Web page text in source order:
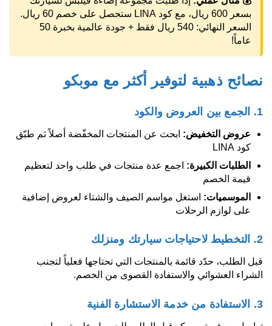
بسعر 600 ريال، مع كود LINA ستحصل على خصم 60 ريال.
السعر النهائي: 540 ريال فقط + جودة عالمية بخبرة 50
عاماً!
نصائح ذهبية لتوفير أكثر مع موبكو
1. الجمع بين العروض والكود
عروض التخفيض: ابحث عن المنتجات المخفّضة أصلاً ثم طبّق
كود LINA
الطلبات الكبيرة: اجمع عدة منتجات في طلب واحد لتعظيم
قيمة الخصم
الموسميات: استغل مواسم الصيف والشتاء لعروض إضافية
على لوازم الرحلات
2. التخطيط لاحتياجات سيارتك ومنزلك
قبل الطلب، حدّد قائمة بالمنتجات التي تحتاجها فعلياً لتجنب
الشراء العشوائي والاستفادة القصوى من الخصم.
3. الاستفادة من خدمة الاستشارة الفنية